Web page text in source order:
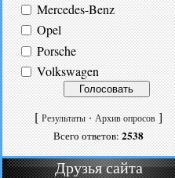
Mercedes-Benz
Opel
Porsche
Volkswagen
[Результаты·Архив опросов]
Всего ответов:2538
Друзья сайта